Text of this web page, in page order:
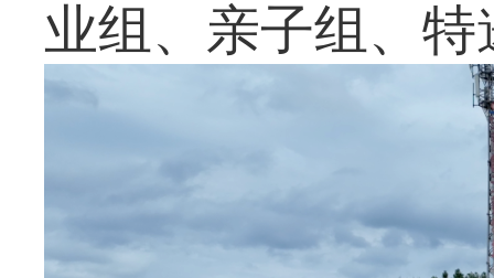
业组、亲子组、